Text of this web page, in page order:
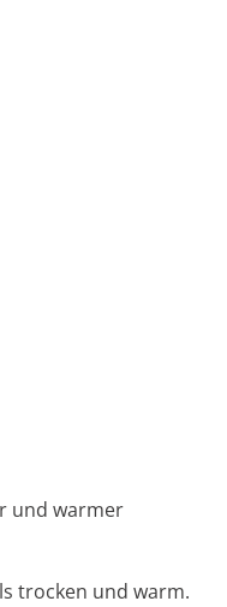
und warmer
trocken und warm.